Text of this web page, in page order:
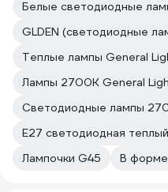
Белые светодиодные
GLDEN (светодиодные
Теплые лампы General
Лампы 2700К General
Светодиодные лампы
E27 светодиодная теплый
Лампочки G45
В